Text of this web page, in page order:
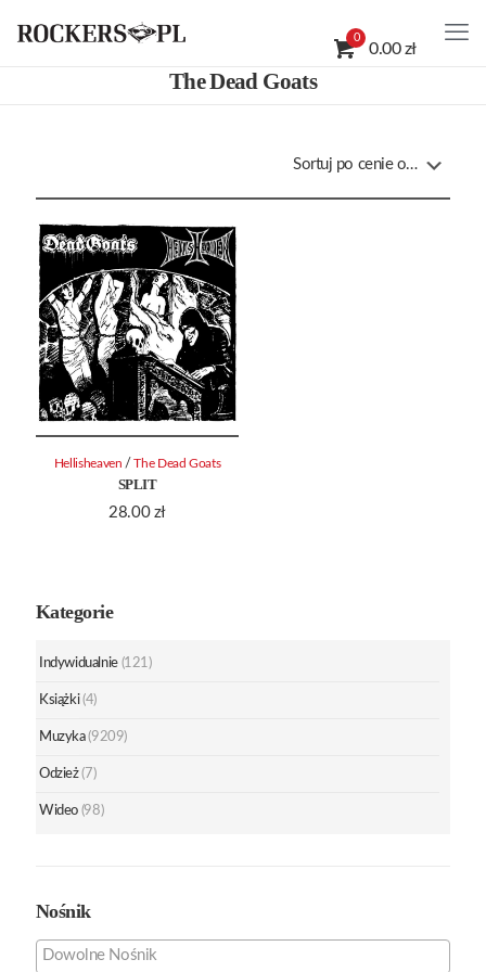
0
0.00 zł
The Dead Goats
SPLIT
28.00 zł
Hellisheaven /The Dead Goats
Kategorie
Indywidualnie (121)
Książki (4)
Muzyka (9209)
Odzież (7)
Wideo (98)
Nośnik